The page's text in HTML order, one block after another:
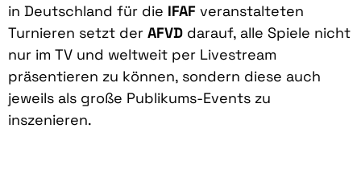
in Deutschland für die IFAF veranstalteten
Turnieren setzt der AFVD darauf, alle Spiele nicht
nur im TV und weltweit per Livestream
präsentieren zu können, sondern diese auch
jeweils als große Publikums-Events zu
inszenieren.